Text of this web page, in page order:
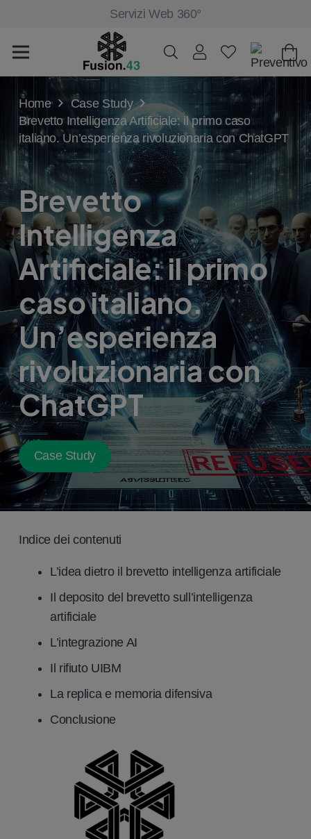
Servizi Web 360°
Home
Case Study
Brevetto Intelligenza Artificiale: il primo caso
italiano. Un’esperienza rivoluzionaria con ChatGPT
Brevetto
Intelligenza
Artificiale: il primo
caso italiano.
Un’esperienza
rivoluzionaria con
ChatGPT
Case Study
Indice dei contenuti
L’idea dietro il brevetto intelligenza artificiale
Il deposito del brevetto sull’intelligenza
artificiale
L’integrazione AI
Il rifiuto UIBM
La replica e memoria difensiva
Conclusione